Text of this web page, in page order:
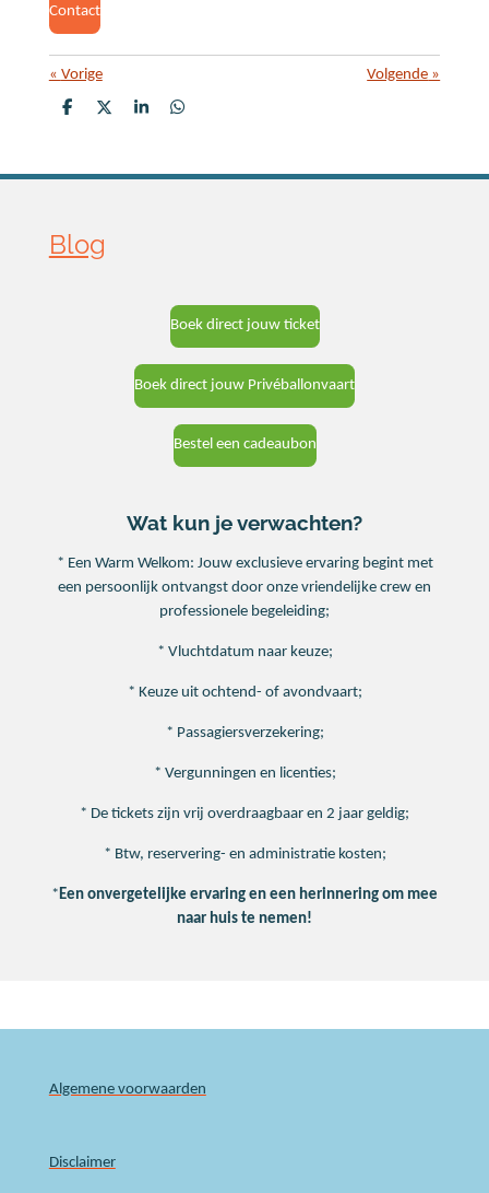
Contact
« Vorige Volgende »
D
n
D
S
e
D
n
Blog
Boek direct jouw ticket
Boek direct jouw Privéballonvaart
Bestel een cadeaubon
Wat kun je verwachten?
* Een Warm Welkom: Jouw exclusieve ervaring begint met
een persoonlijk ontvangst door onze vriendelijke crew en
professionele begeleiding;
* Vluchtdatum naar keuze;
* Keuze uit ochtend- of avondvaart;
* Passagiersverzekering;
* Vergunningen en licenties;
* De tickets zijn vrij overdraagbaar en 2 jaar geldig;
* Btw, reservering- en administratie kosten;
* Een onvergetelijke ervaring en een herinnering om mee
naar huis te nemen!
Algemene voorwaarden
Disclaimer